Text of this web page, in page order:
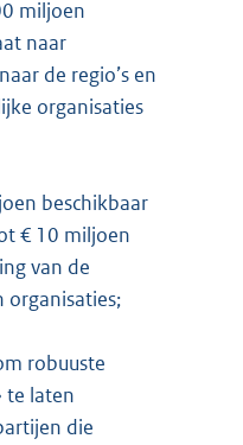
miljoen
naar
de regio’s en
organisaties
beschikbaar
€ 10 miljoen
van de
organisaties;
robuuste
te laten
die